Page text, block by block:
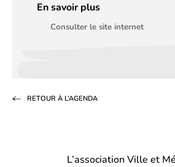
En savoir plus
Consulter le site internet
RETOUR À L’AGENDA
L’association Ville et